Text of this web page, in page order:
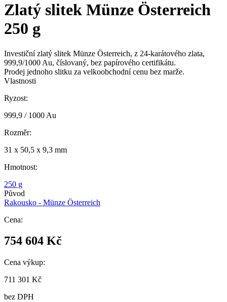
Zlatý slitek Münze Österreich
250 g
Investiční zlatý slitek Münze Österreich, z 24-karátového zlata,
999,9/1000 Au, číslovaný, bez papírového certifikátu.
Prodej jednoho slitku za velkoobchodní cenu bez marže.
Vlastnosti
Ryzost:
999,9 / 1000 Au
Rozměr:
31 x 50,5 x 9,3 mm
Hmotnost:
250 g
Původ
Rakousko - Münze Österreich
Cena:
754 604 Kč
Cena výkup:
711 301 Kč
bez DPH